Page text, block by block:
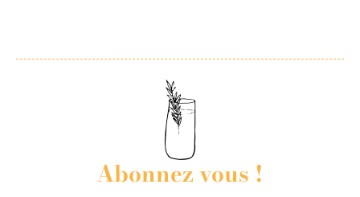
Abonnez vous !